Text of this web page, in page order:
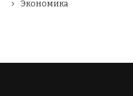
Экономика